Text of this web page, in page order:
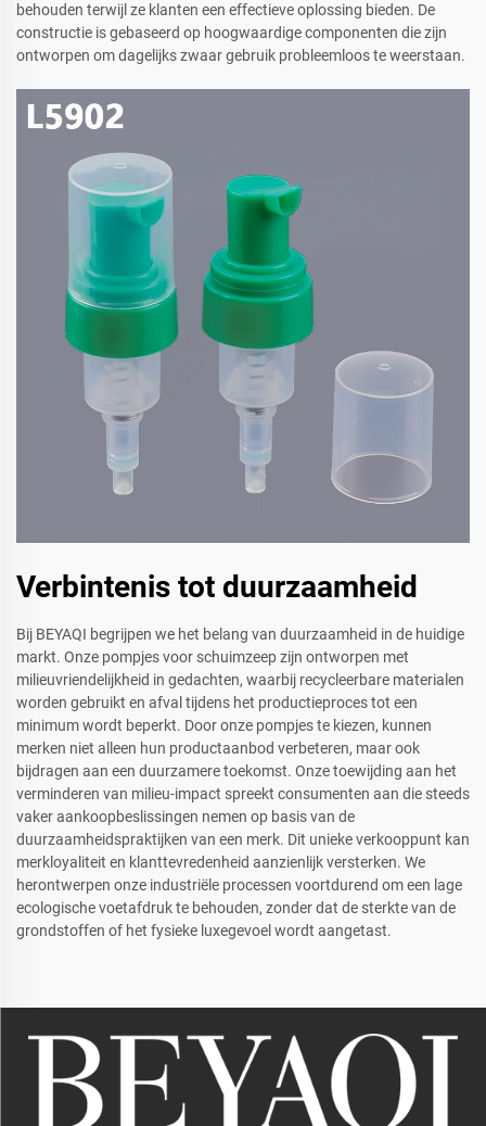
behouden terwijl ze klanten een effectieve oplossing bieden. De
constructie is gebaseerd op hoogwaardige componenten die zijn
ontworpen om dagelijks zwaar gebruik probleemloos te weerstaan.
Verbintenis tot duurzaamheid
Bij BEYAQI begrijpen we het belang van duurzaamheid in de huidige
markt. Onze pompjes voor schuimzeep zijn ontworpen met
milieuvriendelijkheid in gedachten, waarbij recycleerbare materialen
worden gebruikt en afval tijdens het productieproces tot een
minimum wordt beperkt. Door onze pompjes te kiezen, kunnen
merken niet alleen hun productaanbod verbeteren, maar ook
bijdragen aan een duurzamere toekomst. Onze toewijding aan het
verminderen van milieu-impact spreekt consumenten aan die steeds
vaker aankoopbeslissingen nemen op basis van de
duurzaamheidspraktijken van een merk. Dit unieke verkooppunt kan
merkloyaliteit en klanttevredenheid aanzienlijk versterken. We
herontwerpen onze industriële processen voortdurend om een lage
ecologische voetafdruk te behouden, zonder dat de sterkte van de
grondstoffen of het fysieke luxegevoel wordt aangetast.